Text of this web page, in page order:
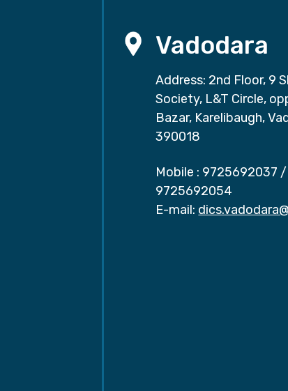
Vadodara
Address: 2nd Floor, 9
Society, L&T Circle,
Bazar, Karelibaugh,
390018
Mobile : 9725692037 /
9725692054
E-mail: